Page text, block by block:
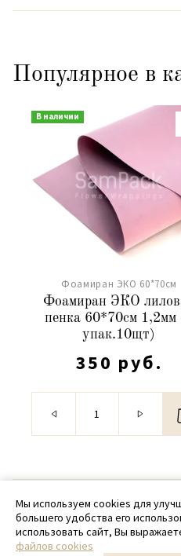
Популярное в
В наличии
Фоамиран ЭКО 60*70см
Фоамиран ЭКО
пенка 60*70см 1,2мм
упак.10щт)
350 руб.
© 2020 -
+ 7 (918)
Мы используем cookies для
большего удобства его
использовать сайт, Вы
файлов cookies